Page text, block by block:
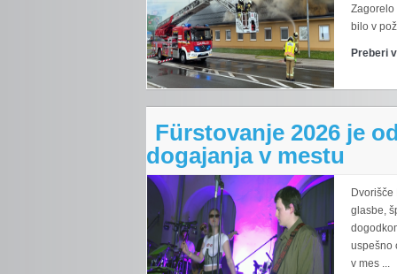
Zagorelo
bilo v
Preberi
Fürstovanje 2026 je
dogajanja v mestu
Dvorišče
glasbe,
uspešno
v mes ...